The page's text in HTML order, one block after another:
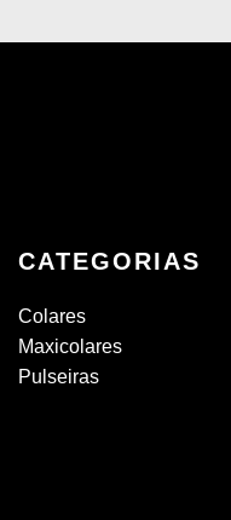
CATEGORIAS
Colares
Maxicolares
Pulseiras